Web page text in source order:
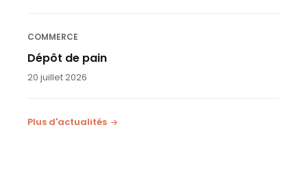
COMMERCE
Dépôt de pain
20 juillet 2026
Plus d'actualités